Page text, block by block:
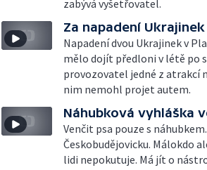
zabývá vyšetřovatel.
Za napadení
Napadení dvou Ukrajinek v
mělo dojít předloni v létě po
provozovatel jedné z atrakcí
nim nemohl projet autem.
Náhubková vyhláška
Venčit psa pouze s
Českobudějovicku. Málokdo
lidi nepokutuje. Má jít o